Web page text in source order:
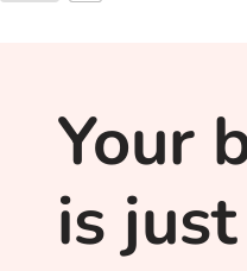
Your
is